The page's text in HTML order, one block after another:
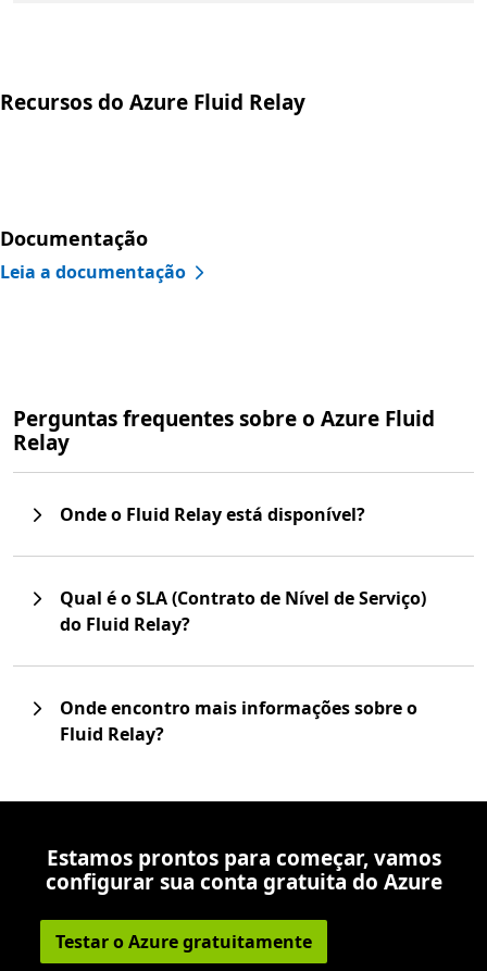
Recursos do Azure Fluid Relay
Documentação
Leia a documentação
Perguntas frequentes sobre o Azure Fluid
Relay
Onde o Fluid Relay está disponível?
Qual é o SLA (Contrato de Nível de Serviço)
do Fluid Relay?
Onde encontro mais informações sobre o
Fluid Relay?
Estamos prontos para começar, vamos
configurar sua conta gratuita do Azure
Testar o Azure gratuitamente